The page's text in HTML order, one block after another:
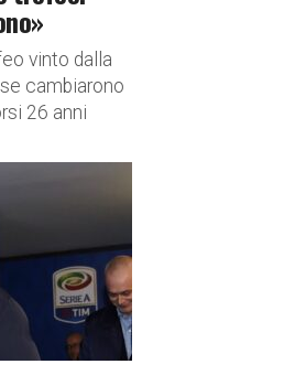
vinto dalla
cambiarono
26 anni